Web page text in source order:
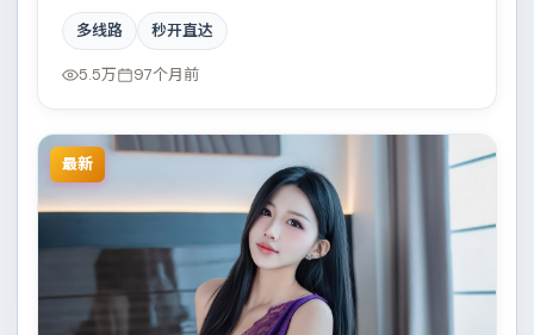
演层次丰富，两条时间线交错推进，真相直至最后一刻
揭晓。全片在类型元素与人文关怀之间取得平衡。
多线路 秒开直达
5.5万 97个月前
最新